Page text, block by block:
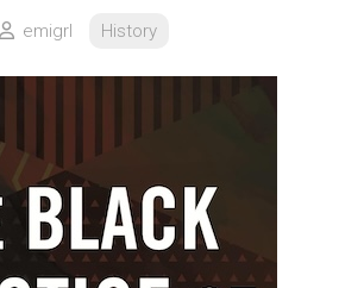
emigrl History